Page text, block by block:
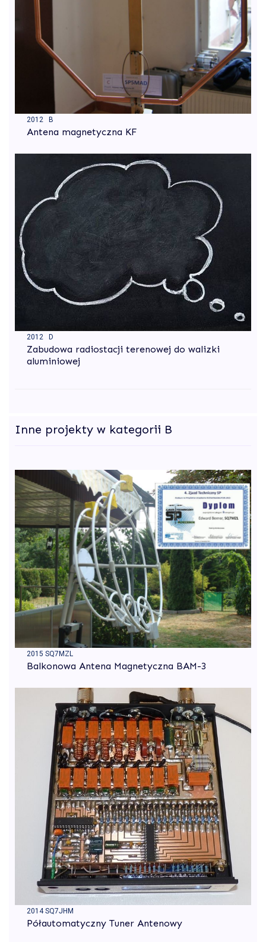
2012 B
Antena magnetyczna KF
2012 D
Zabudowa radiostacji terenowej do walizki
aluminiowej
Inne projekty w kategorii B
2015 SQ7MZL
Balkonowa Antena Magnetyczna BAM-3
2014 SQ7JHM
Półautomatyczny Tuner Antenowy